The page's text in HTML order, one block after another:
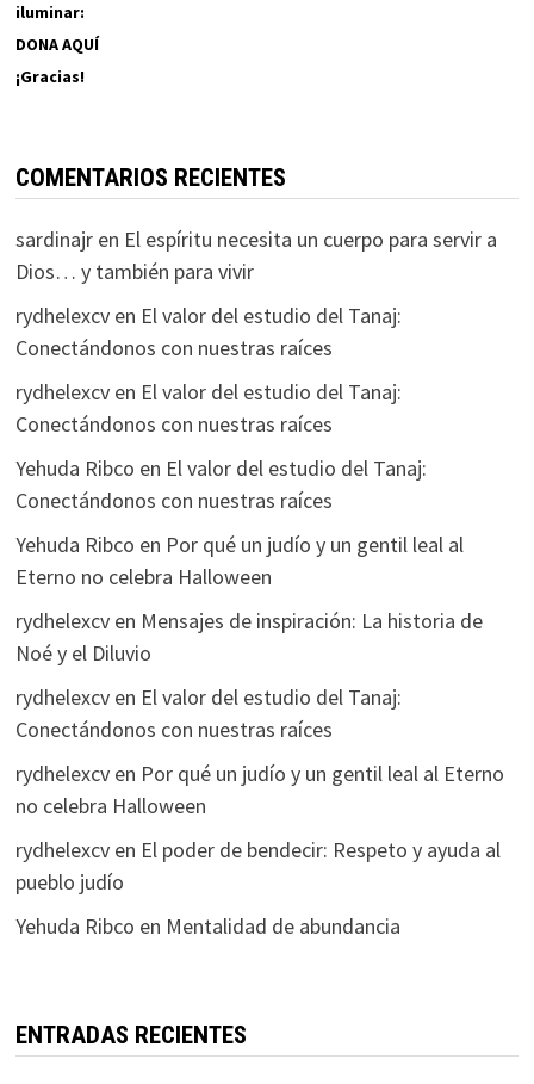
iluminar:
DONA AQUÍ
¡Gracias!
COMENTARIOS RECIENTES
sardinajren El espíritu necesita un cuerpo para servir a
Dios… y también para vivir
rydhelexcven El valor del estudio del Tanaj:
Conectándonos con nuestras raíces
rydhelexcven El valor del estudio del Tanaj:
Conectándonos con nuestras raíces
Yehuda Ribco en El valor del estudio del Tanaj:
Conectándonos con nuestras raíces
Yehuda Ribco en Por qué un judío y un gentil leal al
Eterno no celebra Halloween
rydhelexcven Mensajes de inspiración: La historia de
Noé y el Diluvio
rydhelexcven El valor del estudio del Tanaj:
Conectándonos con nuestras raíces
rydhelexcven Por qué un judío y un gentil leal al Eterno
no celebra Halloween
rydhelexcven El poder de bendecir: Respeto y ayuda al
pueblo judío
Yehuda Ribco en Mentalidad de abundancia
ENTRADAS RECIENTES